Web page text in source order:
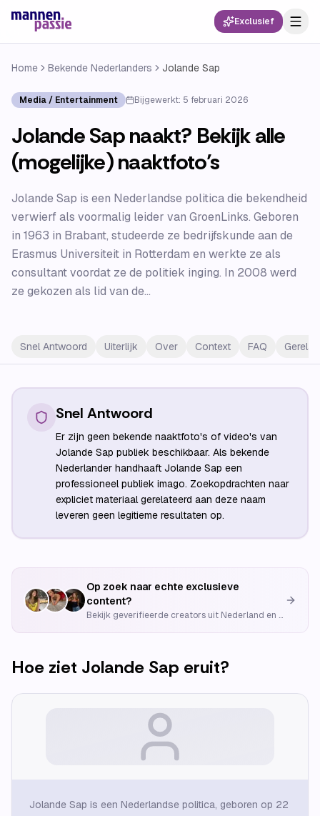
Exclusief
Home Bekende Nederlanders Jolande Sap
Media / Entertainment Bijgewerkt: 5 februari 2026
Jolande Sap naakt? Bekijk alle
(mogelijke) naaktfoto’s
Jolande Sap is een Nederlandse politica die bekendheid
verwierf als voormalig leider van GroenLinks. Geboren
in 1963 in Brabant, studeerde ze bedrijfskunde aan de
Erasmus Universiteit in Rotterdam en werkte ze als
consultant voordat ze de politiek inging. In 2008 werd
ze gekozen als lid van de...
Snel Antwoord Uiterlijk Over Context FAQ
Snel Antwoord
Er zijn geen bekende naaktfoto's of video's van
Jolande Sap publiek beschikbaar. Als bekende
Nederlander handhaaft Jolande Sap een
professioneel publiek imago. Zoekopdrachten naar
expliciet materiaal gerelateerd aan deze naam
leveren geen legitieme resultaten op.
Op zoek naar echte exclusieve
content?
Bekijk geverifieerde creators uit Nederland en België
Hoe ziet Jolande Sap eruit?
Jolande Sap is een Nederlandse politica, geboren op 22